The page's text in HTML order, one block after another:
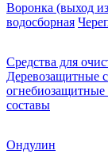
Воронка (выход
водосборная
Средства для
Деревозащитные
огнебиозащитные
составы
Ондулин